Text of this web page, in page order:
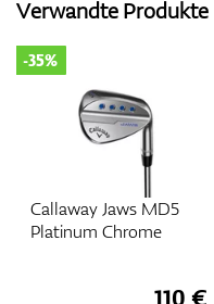
Verwandte Produkte
Callaway Jaws MD5
Platinum Chrome
-35%
110 €